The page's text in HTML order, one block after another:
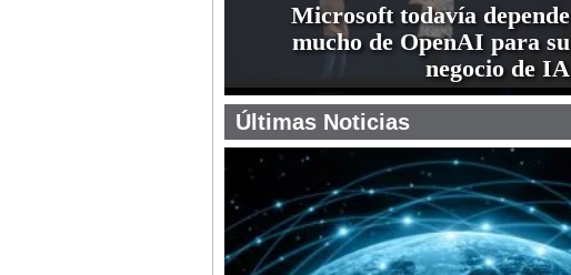
Microsoft todavía depende
mucho de OpenAI para su
negocio de IA
Últimas Noticias